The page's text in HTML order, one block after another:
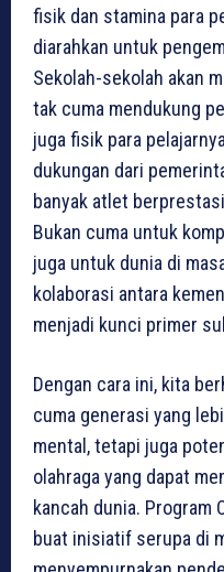
fisik dan stamina para
diarahkan untuk
Sekolah-sekolah akan
tak cuma mendukung
juga fisik para
dukungan dari
banyak atlet
Bukan cuma untuk
juga untuk dunia di
kolaborasi antara
menjadi kunci primer
Dengan cara ini, kita
cuma generasi yang
mental, tetapi juga
olahraga yang dapat
kancah dunia. Program
buat inisiatif serupa di